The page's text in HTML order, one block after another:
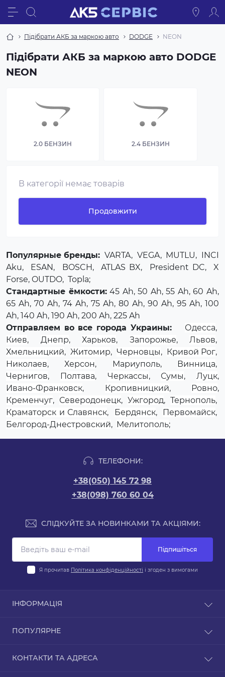
Підібрати АКБ за маркою авто DODGE NEON
Підібрати АКБ за маркою авто DODGE
NEON
2.0 БЕНЗИН 2.4 БЕНЗИН
В категорії немає товарів
Продовжити
Популярные бренды: VARTA, VEGA, MUTLU, INCI
Aku, ESAN, BOSCH,ATLAS BX, President DC,X
Forse, OUTDO, Topla;
Стандартные ёмкости:45 Ah, 50 Ah, 55 Ah, 60 Ah,
65 Ah, 70 Ah, 74 Ah, 75 Ah, 80 Ah, 90 Ah, 95 Ah, 100
Ah, 140 Ah, 190 Ah, 200 Ah, 225 Ah
Отправляем во все города Украины:
Одесса,
Киев, Днепр, Харьков, Запорожье, Львов,
Хмельницкий, Житомир, Черновцы, Кривой Рог,
Николаев, Херсон, Мариуполь, Винница,
Чернигов, Полтава, Черкассы, Сумы, Луцк,
Ивано-Франковск, Кропивницкий, Ровно,
Кременчуг, Северодонецк, Ужгород, Тернополь,
Краматорск и Славянск, Бердянск, Первомайск,
Белгород-Днестровский, Мелитополь;
ТЕЛЕФОНИ:
+38(050) 145 72 98
+38(098) 760 60 04
СЛІДКУЙТЕ ЗА НОВИНКАМИ ТА АКЦІЯМИ:
Підпишіться
Я прочитав Політика конфіденційності і згоден з вимогами
ІНФОРМАЦІЯ
Доставка
Повернення / Обмін
ПОПУЛЯРНЕ
Акумулятори для легкових авто
КОНТАКТИ ТА АДРЕСА